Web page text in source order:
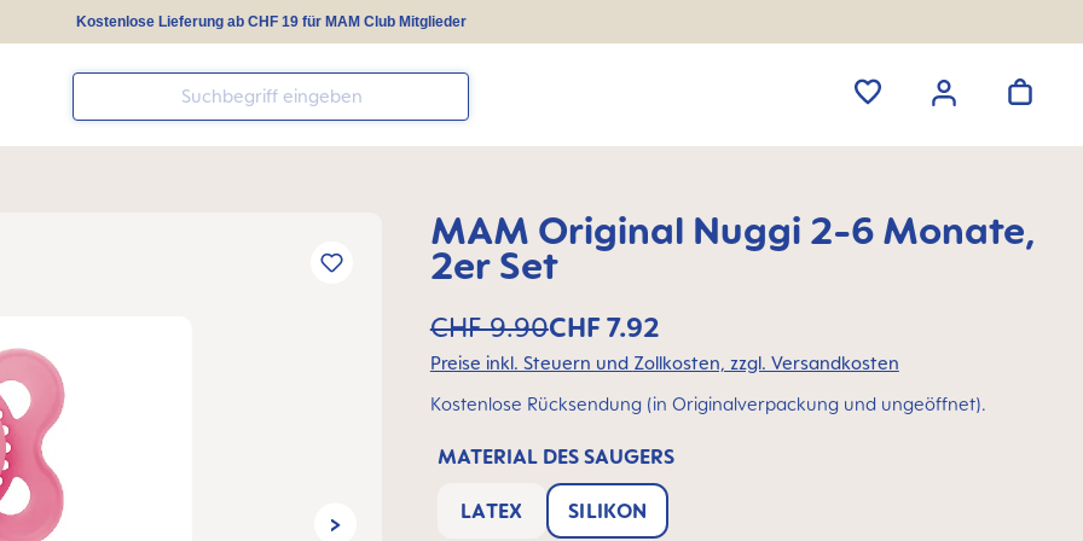
Kostenlose Lieferung ab CHF 19 für MAM Club Mitglieder
MAM Original Nuggi 2-6 Monate,
2er Set
CHF 7.92
CHF 9.90
Preise inkl. Steuern und Zollkosten, zzgl. Versandkosten
Kostenlose Rücksendung (in Originalverpackung und ungeöffnet).
MATERIAL DES SAUGERS
LATEX SILIKON